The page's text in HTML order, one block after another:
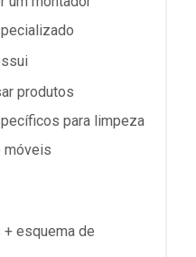
produtos
para limpeza
móveis
+ esquema de